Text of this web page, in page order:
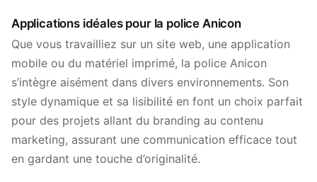
Applications idéales pour la police Anicon
Que vous travailliez sur un site web, une application
mobile ou du matériel imprimé, la police Anicon
s’intègre aisément dans divers environnements. Son
style dynamique et sa lisibilité en font un choix parfait
pour des projets allant du branding au contenu
marketing, assurant une communication efficace tout
en gardant une touche d’originalité.